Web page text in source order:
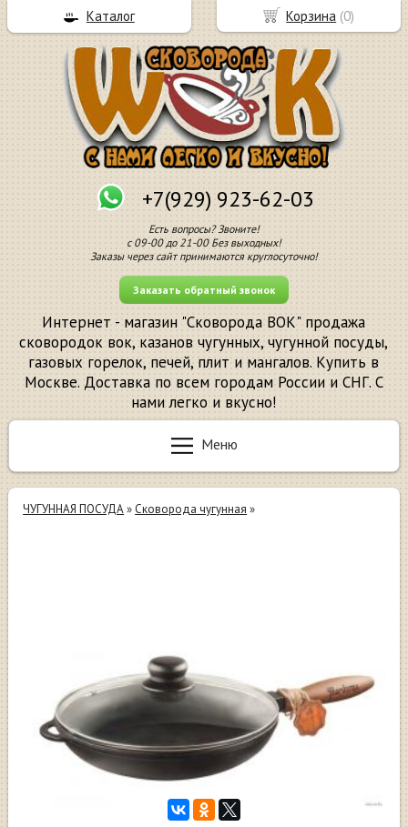
+7(929) 923-62-03
Есть вопросы? Звоните!
с 09-00 до 21-00 Без выходных!
Заказы через сайт принимаются круглосуточно!
Заказать обратный звонок
Интернет - магазин "Сковорода ВОК" продажа
сковородок вок, казанов чугунных, чугунной посуды,
газовых горелок, печей, плит и мангалов. Купить в
Москве. Доставка по всем городам России и СНГ. С
нами легко и вкусно!
Меню
ЧУГУННАЯ ПОСУДА» Сковорода чугунная »
Корзина (0)
Каталог